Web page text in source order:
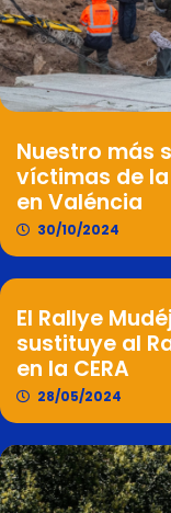
Nuestro más
víctimas de la
en Valéncia
30/10/2024
El Rallye
sustituye al
en la CERA
28/05/2024